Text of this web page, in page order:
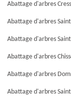
Abattage d'arbres
Abattage d'arbres
Abattage d'arbres
Abattage d'arbres
Abattage d'arbres
Abattage d'arbres